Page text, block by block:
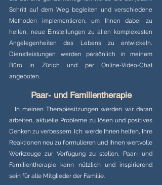
Schritt auf dem Weg begleiten und verschiedene
Methoden implementieren, um Ihnen dabei zu
helfen, neue Einstellungen zu allen komplexesten
Angelegenheiten des Lebens zu entwickeln.
Dienstleistungen werden persönlich in meinem
Büro in Zürich und per Online-Video-Chat
angeboten.
Paar- und Familientherapie
In meinen Therapiesitzungen werden wir daran
arbeiten, aktuelle Probleme zu lösen und positives
Denken zu verbessern. Ich werde Ihnen helfen, Ihre
Reaktionen neu zu formulieren und Ihnen wertvolle
Werkzeuge zur Verfügung zu stellen, Paar- und
Familientherapie kann nützlich und inspirierend
sein für alle Mitglieder der Familie.